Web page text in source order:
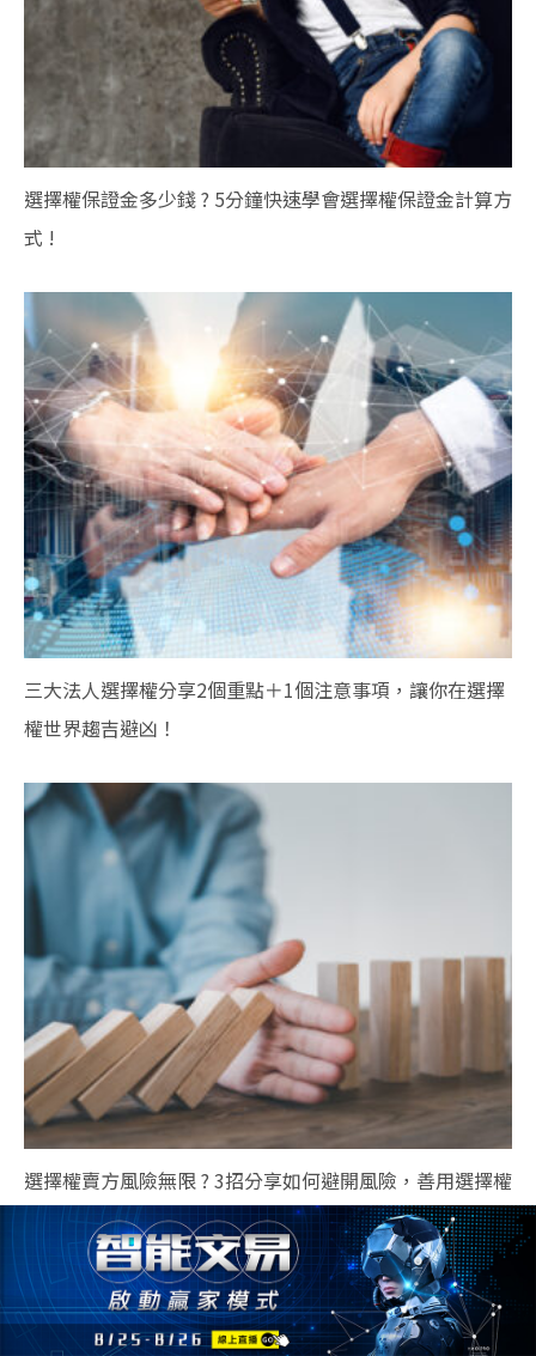
選擇權保證金多少錢 ? 5分鐘快速學會選擇權保證金計算方
式 !
三大法人選擇權分享2個重點＋1個注意事項，讓你在選擇
權世界趨吉避凶！
選擇權賣方風險無限 ? 3招分享如何避開風險，善用選擇權
賣方高勝算的交易優勢